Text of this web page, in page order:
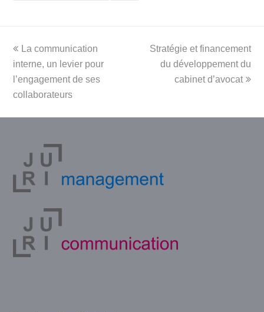
previous
post:
La communication
interne, un levier pour
l’engagement de ses
collaborateurs
next
post:
Stratégie et financement
du développement du
cabinet d’avocat